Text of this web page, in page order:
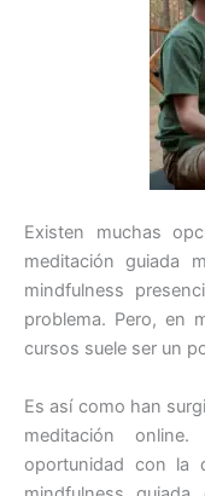
Existen muchas
meditación guiada
mindfulness
problema. Pero, en
cursos suele ser un
Es así como han
meditación
oportunidad con la